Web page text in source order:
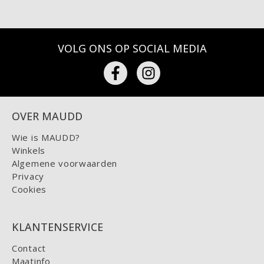
VOLG ONS OP SOCIAL MEDIA
OVER MAUDD
Wie is MAUDD?
Winkels
Algemene voorwaarden
Privacy
Cookies
KLANTENSERVICE
Contact
Maatinfo